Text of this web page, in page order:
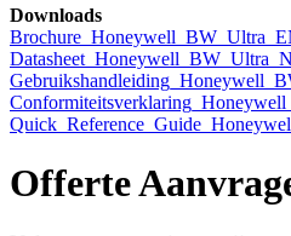
Downloads
Offerte